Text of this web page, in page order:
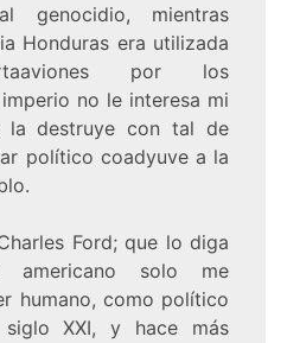
genocidio, mientras
Honduras era utilizada
por los
no le interesa mi
la destruye con tal de
político coadyuve a la
Ford; que lo diga
solo me
humano, como político
XXI, y hace más